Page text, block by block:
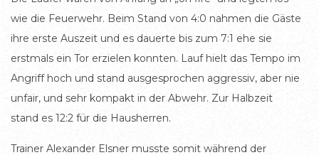
wie die Feuerwehr. Beim Stand von 4:0 nahmen die Gäste
ihre erste Auszeit und es dauerte bis zum 7:1 ehe sie
erstmals ein Tor erzielen konnten. Lauf hielt das Tempo im
Angriff hoch und stand ausgesprochen aggressiv, aber nie
unfair, und sehr kompakt in der Abwehr. Zur Halbzeit
stand es 12:2 für die Hausherren.
Trainer Alexander Elsner musste somit während der